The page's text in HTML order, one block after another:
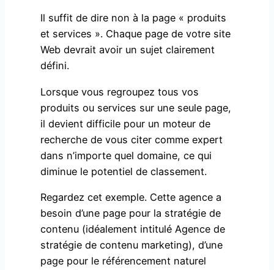
Il suffit de dire non à la page « produits
et services ». Chaque page de votre site
Web devrait avoir un sujet clairement
défini.
Lorsque vous regroupez tous vos
produits ou services sur une seule page,
il devient difficile pour un moteur de
recherche de vous citer comme expert
dans n’importe quel domaine, ce qui
diminue le potentiel de classement.
Regardez cet exemple. Cette agence a
besoin d’une page pour la stratégie de
contenu (idéalement intitulé Agence de
stratégie de contenu marketing), d’une
page pour le référencement naturel